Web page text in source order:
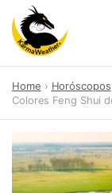
content
Home Horóscopos
Colores Feng Shui